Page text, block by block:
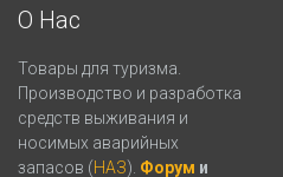
О Нас
Товары для туризма.
Производство и разработка
средств выживания и
носимых аварийных
запасов (НАЗ). Форум и